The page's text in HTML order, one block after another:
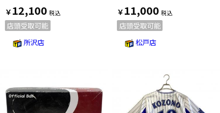
￥12,100
店頭受取可能
所沢店
￥11,000
店頭受取可能
松戸店